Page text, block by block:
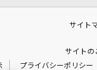
サイト
サイトの
プライバシーポリシー